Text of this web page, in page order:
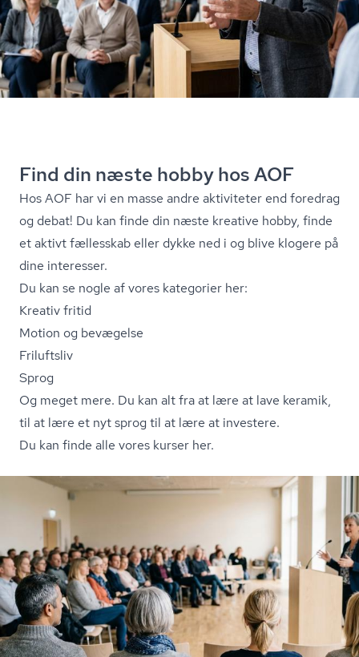
Find din næste hobby hos AOF
Hos AOF har vi en masse andre aktiviteter end foredrag
og debat! Du kan finde din næste kreative hobby, finde
et aktivt fællesskab eller dykke ned i og blive klogere på
dine interesser.
Du kan se nogle af vores kategorier her:
Kreativ fritid
Motion og bevægelse
Friluftsliv
Sprog
Og meget mere. Du kan alt fra at lære at lave keramik,
til at lære et nyt sprog til at lære at investere.
Du kan finde alle vores kurser her.